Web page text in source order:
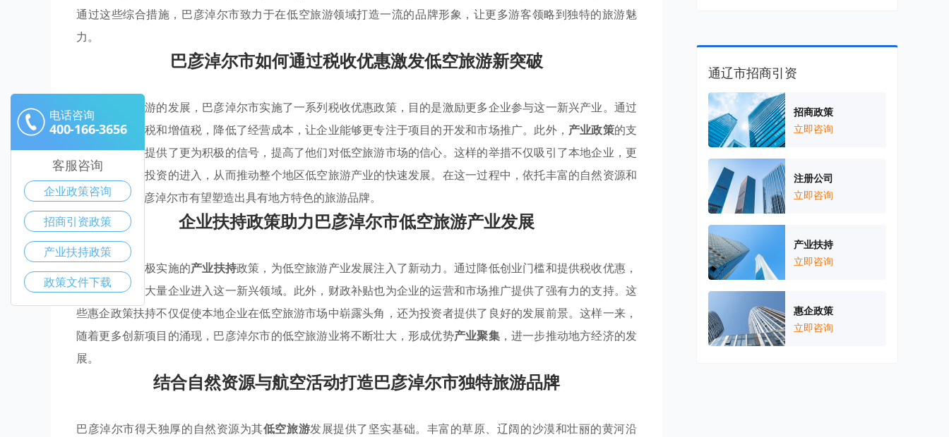
通过这些综合措施，巴彦淖尔市致力于在低空旅游领域打造一流的品牌形象，让更多游客领略到独特的旅游魅
力。
巴彦淖尔市如何通过税收优惠激发低空旅游新突破
为促进低空旅游的发展，巴彦淖尔市实施了一系列税收优惠政策，目的是激励更多企业参与这一新兴产业。通过
减免企业所得税和增值税，降低了经营成本，让企业能够更专注于项目的开发和市场推广。此外， 产业政策的支
持也为投资者提供了更为积极的信号，提高了他们对低空旅游市场的信心。这样的举措不仅吸引了本地企业，更
是促进了外部投资的进入，从而推动整个地区低空旅游产业的快速发展。在这一过程中，依托丰富的自然资源和
航空活动，巴彦淖尔市有望塑造出具有地方特色的旅游品牌。
企业扶持政策助力巴彦淖尔市低空旅游产业发展
巴彦淖尔市积极实施的产业扶持政策，为低空旅游产业发展注入了新动力。通过降低创业门槛和提供税收优惠，
市政府吸引了大量企业进入这一新兴领域。此外，财政补贴也为企业的运营和市场推广提供了强有力的支持。这
些惠企政策扶持不仅促使本地企业在低空旅游市场中崭露头角，还为投资者提供了良好的发展前景。这样一来，
随着更多创新项目的涌现，巴彦淖尔市的低空旅游业将不断壮大，形成优势产业聚集，进一步推动地方经济的发
展。
结合自然资源与航空活动打造巴彦淖尔市独特旅游品牌
巴彦淖尔市得天独厚的自然资源为其低空旅游发展提供了坚实基础。丰富的草原、辽阔的沙漠和壮丽的黄河沿
通辽市招商引资
招商政策
立即咨询
注册公司
立即咨询
产业扶持
立即咨询
惠企政策
立即咨询
电话咨询
400-166-3656
客服咨询
企业政策咨询
招商引资政策
产业扶持政策
政策文件下载